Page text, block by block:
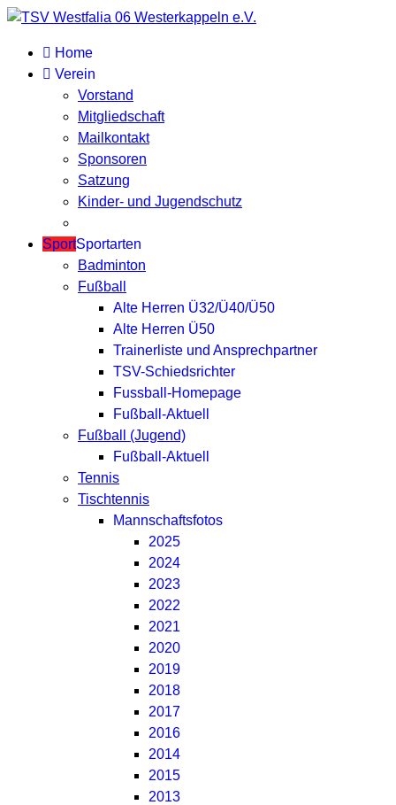
Home
Verein
Vorstand
Mitgliedschaft
Mailkontakt
Sponsoren
Satzung
Kinder- und Jugendschutz
SportSportarten
Badminton
Fußball
Alte Herren Ü32/Ü40/Ü50
Alte Herren Ü50
Trainerliste und Ansprechpartner
TSV-Schiedsrichter
Fussball-Homepage
Fußball-Aktuell
Fußball (Jugend)
Fußball-Aktuell
Tennis
Tischtennis
Mannschaftsfotos
2025
2024
2023
2022
2021
2020
2019
2018
2017
2016
2014
2015
2013